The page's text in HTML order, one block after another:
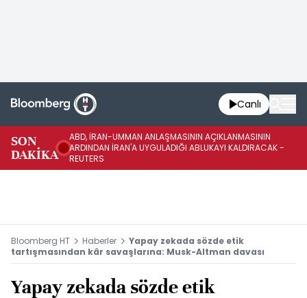
Canlı
SON
DAKİKA
ABD, İRAN-UMMAN ANLAŞMASININ AÇIKLANMASININ
ARDINDAN İRAN'A UYGULADIĞI ABLUKAYI KALDIRACAK -
REUTERS
Bloomberg HT Haberler
Yapay zekada sözde etik
tartışmasından kâr savaşlarına: Musk-Altman davası
Yapay zekada sözde etik